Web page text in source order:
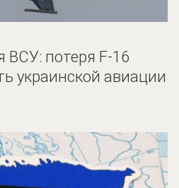
ВСУ: потеря F-16
украинской авиации